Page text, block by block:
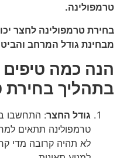
טרמפולינה.
בחירת טרמפולינה לחצר
מבחינת גודל המרחב
הנה כמה טיפים
בתהליך בחירת
גודל החצר: התחשבו
טרמפולינה תתאים
לא תהיה קרובה מדי